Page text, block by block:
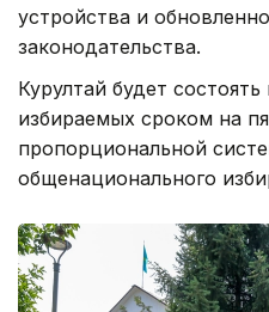
устройства и
законодательства.
Курултай будет
избираемых сроком на
пропорциональной
общенационального